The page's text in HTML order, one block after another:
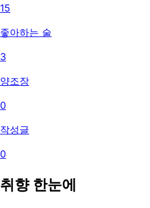
15
좋아하는 술
3
양조장
0
작성글
0
취향 한눈에